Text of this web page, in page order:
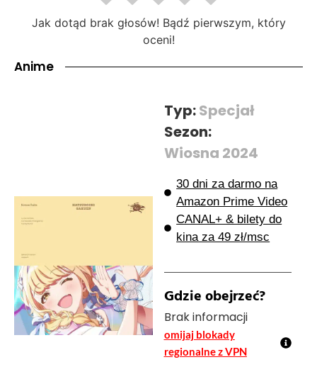
Jak dotąd brak głosów! Bądź pierwszym, który
oceni!
Anime
Typ:Specjał
Sezon:
Wiosna 2024
30 dni za darmo na
Amazon Prime Video
CANAL+ & bilety do
kina za 49 zł/msc
Gdzie obejrzeć?
Brak informacji
omijaj blokady
regionalne z VPN